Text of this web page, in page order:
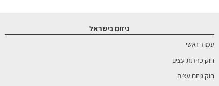
גיזום בישראל
עמוד ראשי
חוק כריתת עצים
חוק גיזום עצים